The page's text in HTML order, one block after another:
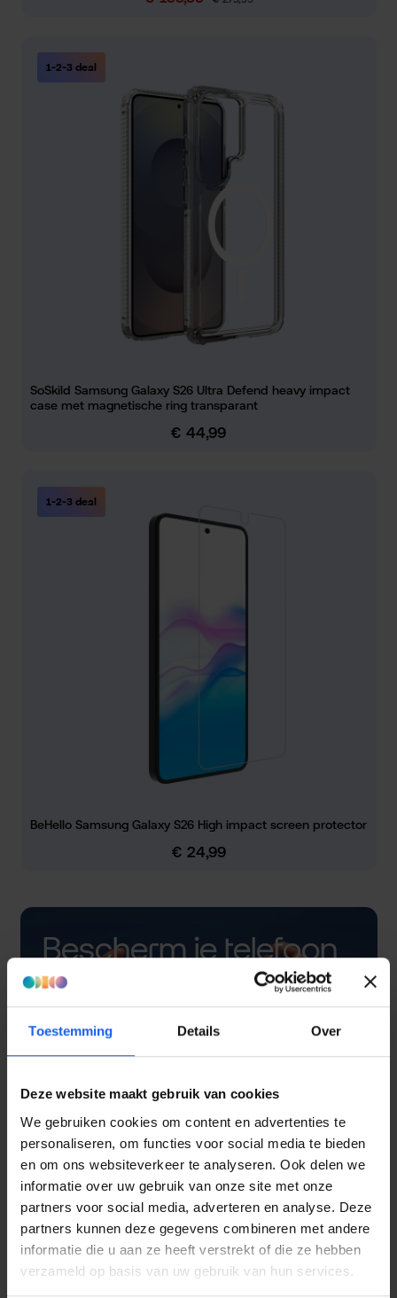
Toestemming Details Over
Deze website maakt gebruik van cookies
We gebruiken cookies om content en advertenties te
personaliseren, om functies voor social media te bieden
en om ons websiteverkeer te analyseren. Ook delen we
informatie over uw gebruik van onze site met onze
partners voor social media, adverteren en analyse. Deze
partners kunnen deze gegevens combineren met andere
informatie die u aan ze heeft verstrekt of die ze hebben
verzameld op basis van uw gebruik van hun services.
1-2-3 deal
SoSkild Samsung Galaxy S26 Ultra Defend heavy impact
case met magnetische ring transparant
Normale prijs:
€ 44,99
1-2-3 deal
BeHello Samsung Galaxy S26 High impact screen protector
Normale prijs:
€ 24,99
Bescherm je telefoon
met een hoesje